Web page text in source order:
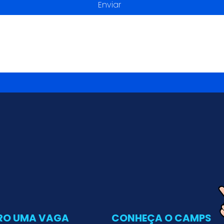
Enviar
UMA VAGA CONHEÇA O CAMPS